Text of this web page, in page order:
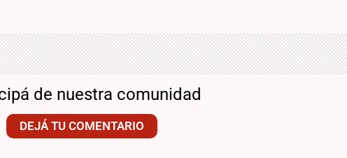
de nuestra comunidad
DEJÁ TU COMENTARIO